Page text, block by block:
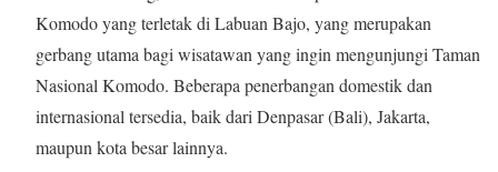
Komodo yang terletak di Labuan Bajo, yang merupakan
gerbang utama bagi wisatawan yang ingin mengunjungi Taman
Nasional Komodo. Beberapa penerbangan domestik dan
internasional tersedia, baik dari Denpasar (Bali), Jakarta,
maupun kota besar lainnya.